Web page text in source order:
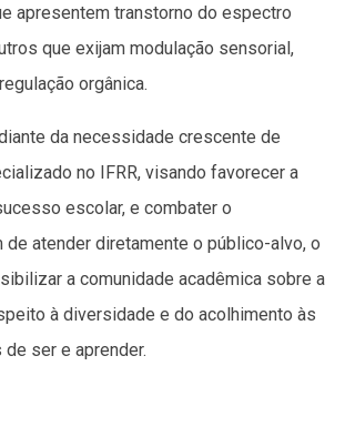
apresentem transtorno do espectro
que exijam modulação sensorial,
orgânica.
da necessidade crescente de
no IFRR, visando favorecer a
escolar, e combater o
de atender diretamente o público-alvo, o
a comunidade acadêmica sobre a
à diversidade e do acolhimento às
ser e aprender.